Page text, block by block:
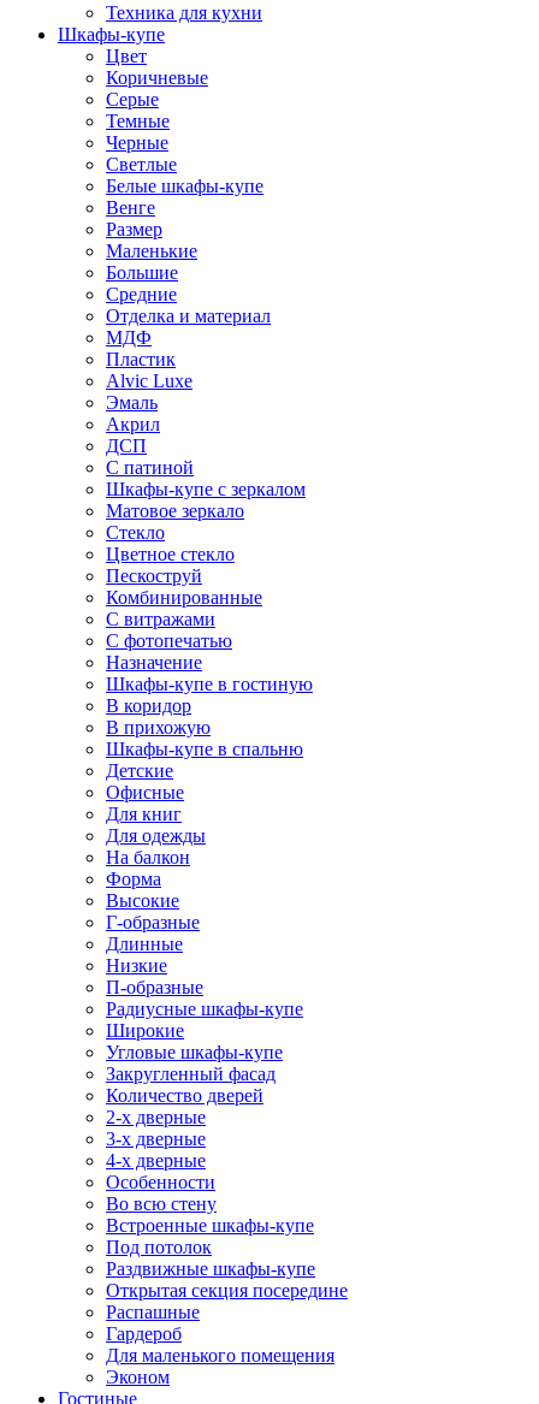
Техника для кухни
Шкафы-купе
Цвет
Коричневые
Серые
Темные
Черные
Светлые
Белые шкафы-купе
Венге
Размер
Маленькие
Большие
Средние
Отделка и материал
МДФ
Пластик
Alvic Luxe
Эмаль
Акрил
ДСП
С патиной
Шкафы-купе с зеркалом
Матовое зеркало
Стекло
Цветное стекло
Пескоструй
Комбинированные
С витражами
С фотопечатью
Назначение
Шкафы-купе в гостиную
В коридор
В прихожую
Шкафы-купе в спальню
Детские
Офисные
Для книг
Для одежды
На балкон
Форма
Высокие
Г-образные
Длинные
Низкие
П-образные
Радиусные шкафы-купе
Широкие
Угловые шкафы-купе
Закругленный фасад
Количество дверей
2-х дверные
3-х дверные
4-х дверные
Особенности
Во всю стену
Встроенные шкафы-купе
Под потолок
Раздвижные шкафы-купе
Открытая секция посередине
Распашные
Гардероб
Для маленького помещения
Эконом
Гостиные